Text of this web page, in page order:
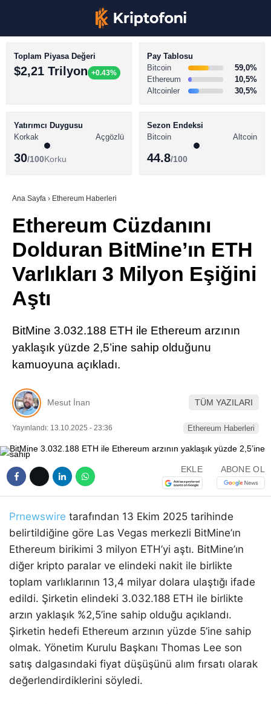
Youtube
TikTok
Pinterest
Telegram
BİTCOİN HABERLERİ
ALTCOİN HABERLERİ
SÖZLÜK
Toplam Piyasa Değeri
$2,21 Trilyon +0.43%
Pay Tablosu
Bitcoin
59,0%
Ethereum
10,5%
Altcoinler
30,5%
Yatırımcı Duygusu
Korkak
Açgözlü
30/100Korku
Sezon Endeksi
Bitcoin
Altcoin
44.8/100
Ana Sayfa › Ethereum Haberleri
Ethereum Cüzdanını
Dolduran BitMine’ın ETH
Varlıkları 3 Milyon Eşiğini
Aştı
BitMine 3.032.188 ETH ile Ethereum arzının
yaklaşık yüzde 2,5’ine sahip olduğunu
kamuoyuna açıkladı.
Mesut İnan TÜM YAZILARI
Yayınlandı: 13.10.2025 - 23:36 Ethereum Haberleri
EKLE ABONE OL
Prnewswire tarafından 13 Ekim 2025 tarihinde
belirtildiğine göre Las Vegas merkezli BitMine’ın
Ethereum birikimi 3 milyon ETH’yi aştı. BitMine’ın
diğer kripto paralar ve elindeki nakit ile birlikte
toplam varlıklarının 13,4 milyar dolara ulaştığı ifade
edildi. Şirketin elindeki 3.032.188 ETH ile birlikte
arzın yaklaşık %2,5’ine sahip olduğu açıklandı.
Şirketin hedefi Ethereum arzının yüzde 5’ine sahip
olmak. Yönetim Kurulu Başkanı Thomas Lee son
satış dalgasındaki fiyat düşüşünü alım fırsatı olarak
değerlendirdiklerini söyledi.